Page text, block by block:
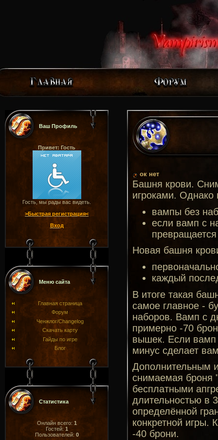
Ваш Профиль
Привет: Гость
Гость, мы рады вас видеть.
>Быстрая регистрация<
Вход
Меню сайта
Главная страница
Форум
Ченжлог/Changelog
Скачать карту
Гайды по игре
Блог
Статистика
Онлайн всего: 1
Гостей: 1
Пользователей: 0
ок нет
Башня крови.
игроками. Однако
вампы без
если вамп с
Новая башня
каждый
В итоге такая
самое главное -
наборов. Вамп с
примерно -70
вышек. Если вамп
минус сделает
Дополнительным
снимаемая броня
бесплатными
длительностью в
определённой
конкретной игры.
-40 брони.